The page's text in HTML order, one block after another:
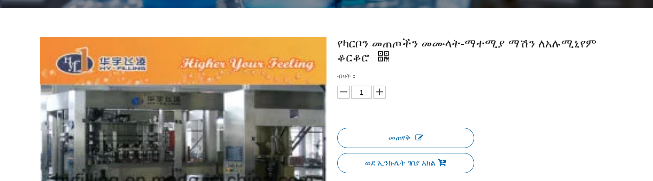
የካርቦን መጠጦችን መሙላት-ማተሚያ ማሽን ለአሉሚኒየም
ቆርቆሮ
ብዛት：
መጠየቅ
ወደ ኢንኩሌት ገበያ አክል